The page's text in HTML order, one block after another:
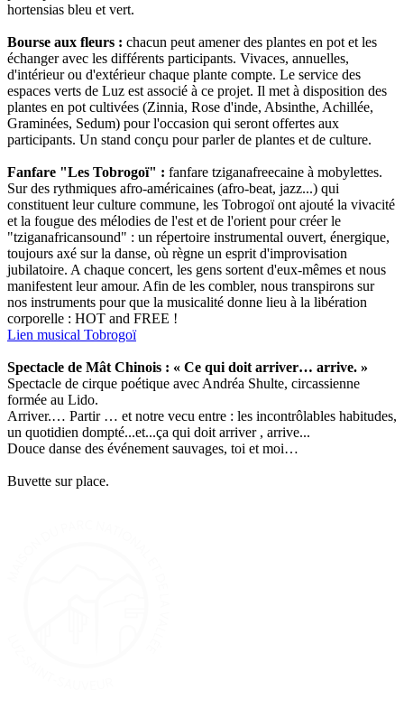
hortensias bleu et vert.
Bourse aux fleurs : chacun peut amener des plantes en pot et les
échanger avec les différents participants. Vivaces, annuelles,
d'intérieur ou d'extérieur chaque plante compte. Le service des
espaces verts de Luz est associé à ce projet. Il met à disposition des
plantes en pot cultivées (Zinnia, Rose d'inde, Absinthe, Achillée,
Graminées, Sedum) pour l'occasion qui seront offertes aux
participants. Un stand conçu pour parler de plantes et de culture.
Fanfare "Les Tobrogoï" : fanfare tziganafreecaine à mobylettes.
Sur des rythmiques afro-américaines (afro-beat, jazz...) qui
constituent leur culture commune, les Tobrogoï ont ajouté la vivacité
et la fougue des mélodies de l'est et de l'orient pour créer le
"tziganafricansound" : un répertoire instrumental ouvert, énergique,
toujours axé sur la danse, où règne un esprit d'improvisation
jubilatoire. A chaque concert, les gens sortent d'eux-mêmes et nous
manifestent leur amour. Afin de les combler, nous transpirons sur
nos instruments pour que la musicalité donne lieu à la libération
corporelle : HOT and FREE !
Lien musical Tobrogoï
Spectacle de Mât Chinois : « Ce qui doit arriver… arrive. »
Spectacle de cirque poétique avec Andréa Shulte, circassienne
formée au Lido.
Arriver.… Partir … et notre vecu entre : les incontrôlables habitudes,
un quotidien dompté...et...ça qui doit arriver , arrive...
Douce danse des événement sauvages, toi et moi…
Buvette sur place.